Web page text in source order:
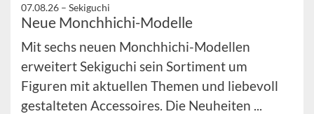
07.08.26 – Sekiguchi
Neue Monchhichi-Modelle
Mit sechs neuen Monchhichi-Modellen
erweitert Sekiguchi sein Sortiment um
Figuren mit aktuellen Themen und liebevoll
gestalteten Accessoires. Die Neuheiten ...